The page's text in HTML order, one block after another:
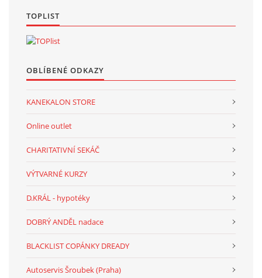
TOPLIST
OBLÍBENÉ ODKAZY
KANEKALON STORE
Online outlet
CHARITATIVNÍ SEKÁČ
VÝTVARNÉ KURZY
D.KRÁL - hypotéky
DOBRÝ ANDĚL nadace
BLACKLIST COPÁNKY DREADY
Autoservis Šroubek (Praha)